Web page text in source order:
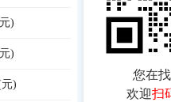
)
)
)
您在
欢迎扫